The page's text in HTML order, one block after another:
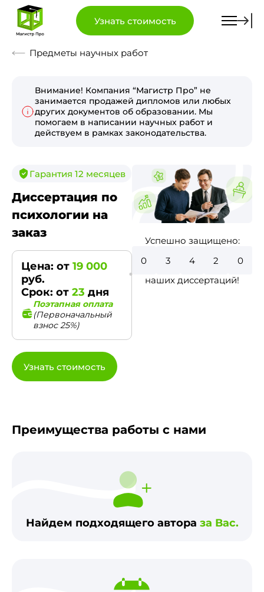
Узнать стоимость
Предметы научных работ
Внимание! Компания “Магистр Про” не
занимается продажей дипломов или любых
других документов об образовании. Мы
помогаем в написании научных работ и
действуем в рамках законодательства.
Гарантия 12 месяцев
Диссертация по
психологии на
заказ
Цена: от 19 000
руб.
Срок: от 23 дня
Поэтапная оплата
(Первоначальный
взнос 25%)
Узнать стоимость
Успешно защищено:
8
7
8
3
0
наших диссертаций!
Преимущества работы с нами
Найдем подходящего автора за Вас.